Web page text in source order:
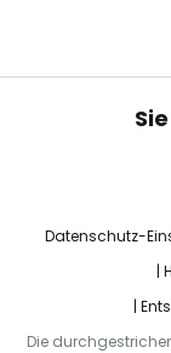
Datenschutz-
Die